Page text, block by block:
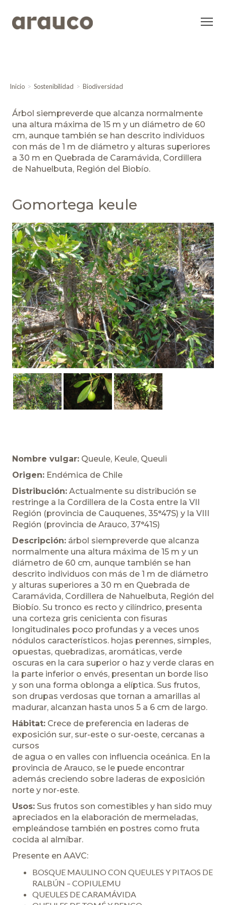
Inicio Sostenibilidad Biodiversidad
Árbol siempreverde que alcanza normalmente
una altura máxima de 15 m y un diámetro de 60
cm, aunque también se han descrito individuos
con más de 1 m de diámetro y alturas superiores
a 30 m en Quebrada de Caramávida, Cordillera
de Nahuelbuta, Región del Biobío.
Gomortega keule
Nombre vulgar: Queule, Keule, Queuli
Origen: Endémica de Chile
Distribución: Actualmente su distribución se
restringe a la Cordillera de la Costa entre la VII
Región (provincia de Cauquenes, 35°47S) y la VIII
Región (provincia de Arauco, 37°41S)
Descripción: árbol siempreverde que alcanza
normalmente una altura máxima de 15 m y un
diámetro de 60 cm, aunque también se han
descrito individuos con más de 1 m de diámetro
y alturas superiores a 30 m en Quebrada de
Caramávida, Cordillera de Nahuelbuta, Región del
Biobío. Su tronco es recto y cilíndrico, presenta
una corteza gris cenicienta con fisuras
longitudinales poco profundas y a veces unos
nódulos característicos. hojas perennes, simples,
opuestas, quebradizas, aromáticas, verde
oscuras en la cara superior o haz y verde claras en
la parte inferior o envés, presentan un borde liso
y son una forma oblonga a elíptica. Sus frutos,
son drupas verdosas que tornan a amarillas al
madurar, alcanzan hasta unos 5 a 6 cm de largo.
Hábitat: Crece de preferencia en laderas de
exposición sur, sur-este o sur-oeste, cercanas a
cursos
de agua o en valles con influencia oceánica. En la
provincia de Arauco, se le puede encontrar
además creciendo sobre laderas de exposición
norte y nor-este.
Usos: Sus frutos son comestibles y han sido muy
apreciados en la elaboración de mermeladas,
empleándose también en postres como fruta
cocida al almíbar.
Presente en AAVC:
BOSQUE MAULINO CON QUEULES Y PITAOS DE
RALBÚN – COPIULEMU
QUEULES DE CARAMÁVIDA